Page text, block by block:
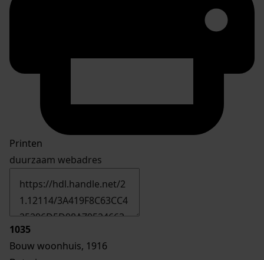
Printen
duurzaam webadres
1035
Bouw woonhuis, 1916